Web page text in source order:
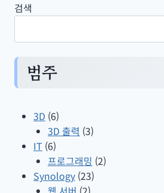
검색
범주
3D (6)
3D 출력 (3)
IT (6)
프로그래밍 (2)
Synology (23)